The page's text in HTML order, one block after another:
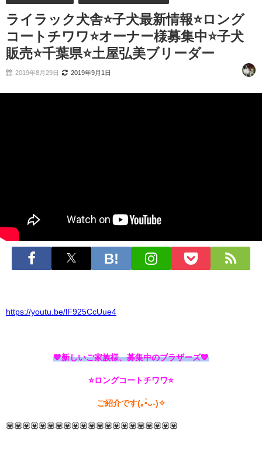
ライラック犬舎⭐子犬最新情報⭐ロング
コートチワワ⭐オーナー様募集中⭐子犬
販売⭐千葉県⭐土屋弘美ブリーダー
2019年8月29日 2019年9月1日
https://youtu.be/lF925CcUue4
💙新しいご家族様、募集中のブラザーズ💙
⭐ロングコートチワワ⭐
ご紹介です(｡•̀ᴗ-)✧
💟💟💟💟💟💟💟💟💟💟💟💟💟💟💟💟💟💟💟💟💟